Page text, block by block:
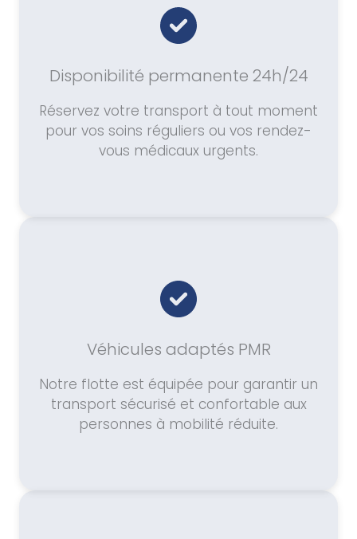
Disponibilité permanente 24h/24
Réservez votre transport à tout moment
pour vos soins réguliers ou vos rendez-
vous médicaux urgents.
Véhicules adaptés PMR
Notre flotte est équipée pour garantir un
transport sécurisé et confortable aux
personnes à mobilité réduite.